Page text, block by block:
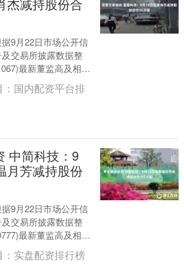
9月22日市场公开信
交易所披露数据整
最新董监高及相关
2025年9月19日公司
国内配资平台排
中简科技：9
月芳减持股份
9月22日市场公开信
交易所披露数据整
最新董监高及相关
2025年9月19日公司
实盘配资排行榜